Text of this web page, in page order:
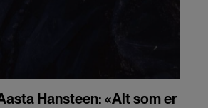
Hansteen: «Alt som er